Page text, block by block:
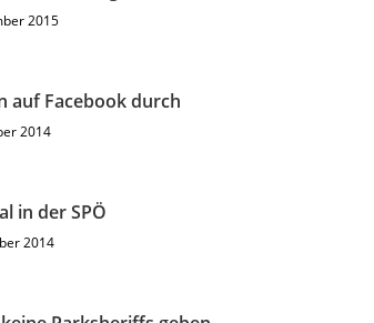
2015
auf Facebook durch
2014
in der SPÖ
2014